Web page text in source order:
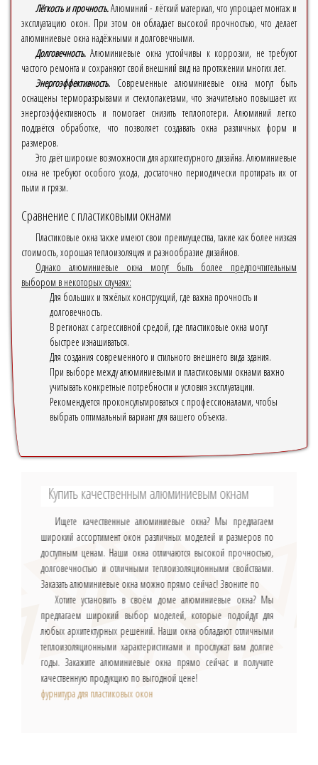
Лёгкость и прочность.Алюминий - лёгкий материал, что упрощает монтаж и
эксплуатацию окон. При этом он обладает высокой прочностью, что делает
алюминиевые окна надёжными и долговечными.
Долговечность. Алюминиевые окна устойчивы к коррозии, не требуют
частого ремонта и сохраняют свой внешний вид на протяжении многих лет.
Энергоэффективность. Современные алюминиевые окна могут быть
оснащены терморазрывами и стеклопакетами, что значительно повышает их
энергоэффективность и помогает снизить теплопотери. Алюминий легко
поддаётся обработке, что позволяет создавать окна различных форм и
размеров.
Это даёт широкие возможности для архитектурного дизайна. Алюминиевые
окна не требуют особого ухода, достаточно периодически протирать их от
пыли и грязи.
Сравнение с пластиковыми окнами
Пластиковые окна также имеют свои преимущества, такие как более низкая
стоимость, хорошая теплоизоляция и разнообразие дизайнов.
Однако алюминиевые окна могут быть более предпочтительным
выбором в некоторых случаях:
Для больших и тяжёлых конструкций, где важна прочность и
долговечность.
В регионах с агрессивной средой, где пластиковые окна могут
быстрее изнашиваться.
Для создания современного и стильного внешнего вида здания.
При выборе между алюминиевыми и пластиковыми окнами важно
учитывать конкретные потребности и условия эксплуатации.
Рекомендуется проконсультироваться с профессионалами, чтобы
выбрать оптимальный вариант для вашего объекта.
Купить качественным алюминиевым окнам
Ищете качественные алюминиевые окна? Мы предлагаем
широкий ассортимент окон различных моделей и размеров по
доступным ценам. Наши окна отличаются высокой прочностью,
долговечностью и отличными теплоизоляционными свойствами.
Заказать алюминиевые окна можно прямо сейчас! Звоните по
Хотите установить в своём доме алюминиевые окна? Мы
предлагаем широкий выбор моделей, которые подойдут для
любых архитектурных решений. Наши окна обладают отличными
теплоизоляционными характеристиками и прослужат вам долгие
годы. Закажите алюминиевые окна прямо сейчас и получите
качественную продукцию по выгодной цене!
фурнитура для пластиковых окон